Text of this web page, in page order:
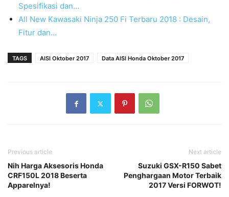
Spesifikasi dan…
All New Kawasaki Ninja 250 Fi Terbaru 2018 : Desain,
Fitur dan…
TAGS AISI Oktober 2017 Data AISI Honda Oktober 2017
Previous article
Nih Harga Aksesoris Honda
CRF150L 2018 Beserta
Apparelnya!
Next article
Suzuki GSX-R150 Sabet
Penghargaan Motor Terbaik
2017 Versi FORWOT!